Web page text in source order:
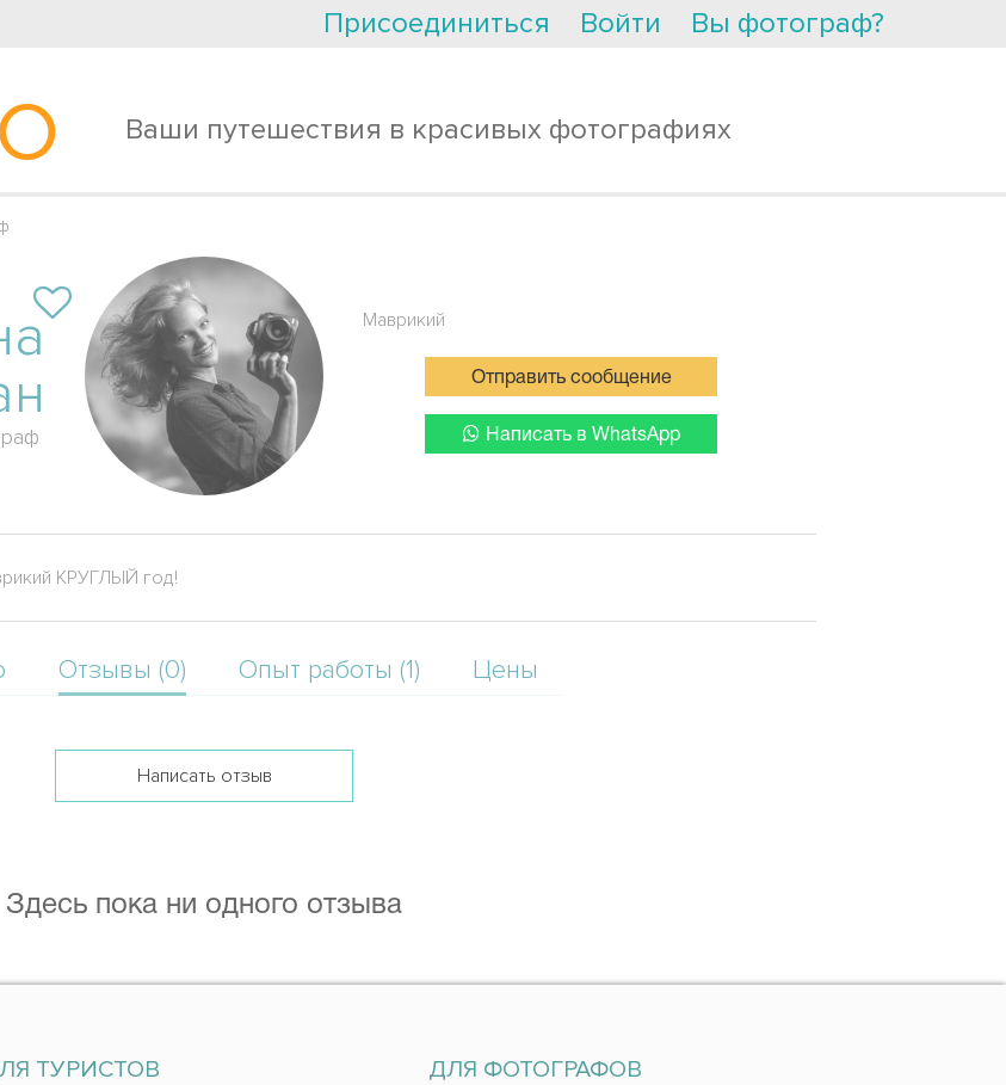
Присоединиться Войти Вы фотограф?
Ваши путешествия в красивых фотографиях
Маврикий
Отправить сообщение
Написать в WhatsApp
КРУГЛЫЙ год!
Отзывы (0) Опыт работы (1) Цены
Написать отзыв
Здесь пока ни одного отзыва
ТУРИСТОВ ДЛЯ ФОТОГРАФОВ